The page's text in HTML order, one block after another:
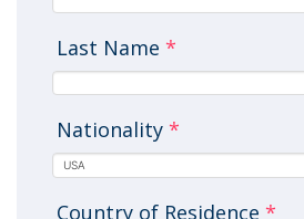
Last Name *
Nationality *
Country of Residence *